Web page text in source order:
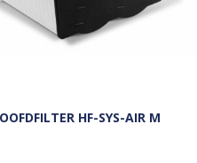
HF-SYS-AIR M